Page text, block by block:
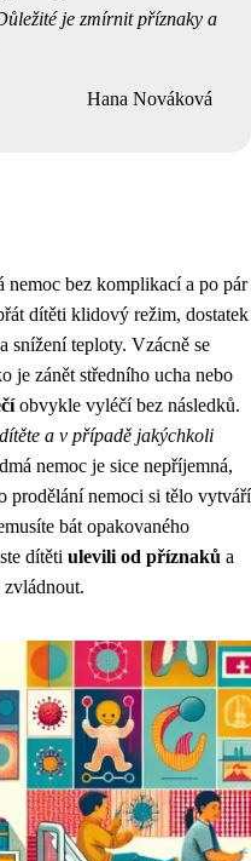
je zmírnit příznaky a
Hana Nováková
nemoc bez komplikací a po pár
dítěti klidový režim, dostatek
snížení teploty. Vzácně se
je zánět středního ucha nebo
obvykle vyléčí bez následků.
a v případě jakýchkoli
nemoc je sice nepříjemná,
prodělání nemoci si tělo vytváří
bát opakovaného
dítěti ulevili od příznaků a